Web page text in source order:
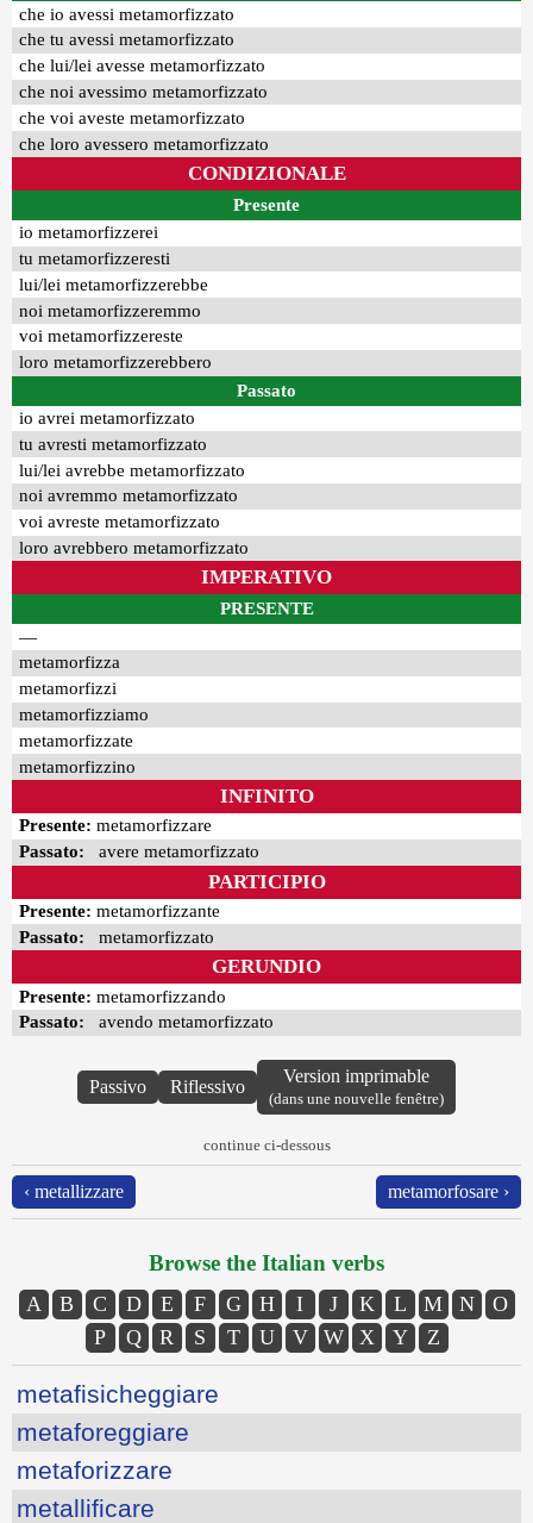
che io avessi metamorfizzato
che tu avessi metamorfizzato
che lui/lei avesse metamorfizzato
che noi avessimo metamorfizzato
che voi aveste metamorfizzato
che loro avessero metamorfizzato
CONDIZIONALE
Presente
io metamorfizzerei
tu metamorfizzeresti
lui/lei metamorfizzerebbe
noi metamorfizzeremmo
voi metamorfizzereste
loro metamorfizzerebbero
Passato
io avrei metamorfizzato
tu avresti metamorfizzato
lui/lei avrebbe metamorfizzato
noi avremmo metamorfizzato
voi avreste metamorfizzato
loro avrebbero metamorfizzato
IMPERATIVO
PRESENTE
—
metamorfizza
metamorfizzi
metamorfizziamo
metamorfizzate
metamorfizzino
INFINITO
Presente: metamorfizzare
Passato: avere metamorfizzato
PARTICIPIO
Presente: metamorfizzante
Passato: metamorfizzato
GERUNDIO
Presente: metamorfizzando
Passato: avendo metamorfizzato
Passivo Riflessivo
Version imprimable
(dans une nouvelle fenêtre)
continue ci-dessous
‹ metallizzare metamorfosare ›
Browse the Italian verbs
A B C D E F G H I J K L M N
O
P
Q R S T U V W X Y Z
metafisicheggiare
metaforeggiare
metaforizzare
metallificare